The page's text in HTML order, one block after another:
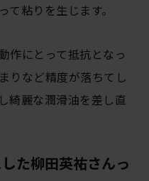
粘りを生じます。
作にとって抵抗となっ
りなど精度が落ちてし
綺麗な潤滑油を差し直
た柳田英祐さんっ